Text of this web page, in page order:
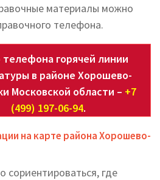
материалы можно
телефона.
горячей линии
в районе Хорошево-
Московской области – +7
(499) 197-06-94.
на карте района Хорошево-
сориентироваться, где